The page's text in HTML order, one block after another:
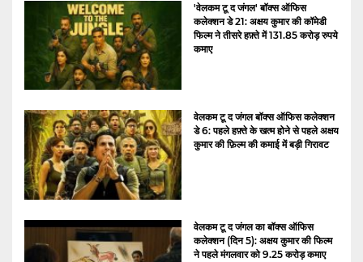
'वेलकम टू द जंगल' बॉक्स ऑफिस
कलेक्शन डे 21: अक्षय कुमार की कॉमेडी
फिल्म ने तीसरे हफ़्ते में 131.85 करोड़ रुपये
कमाए
वेलकम टू द जंगल बॉक्स ऑफिस कलेक्शन
डे 6: पहले हफ़्ते के खत्म होने से पहले अक्षय
कुमार की फ़िल्म की कमाई में बड़ी गिरावट
वेलकम टू द जंगल का बॉक्स ऑफिस
कलेक्शन (दिन 5): अक्षय कुमार की फिल्म
ने पहले मंगलवार को 9.25 करोड़ कमाए